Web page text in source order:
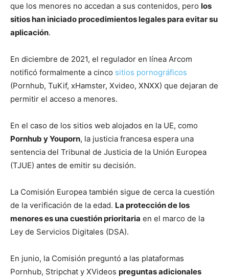
que los menores no accedan a sus contenidos, pero los
sitios han iniciado procedimientos legales para evitar su
aplicación.
En diciembre de 2021, el regulador en línea Arcom
notificó formalmente a cinco sitios pornográficos
(Pornhub, TuKif, xHamster, Xvideo, XNXX) que dejaran de
permitir el acceso a menores.
En el caso de los sitios web alojados en la UE, como
Pornhub y Youporn, la justicia francesa espera una
sentencia del Tribunal de Justicia de la Unión Europea
(TJUE) antes de emitir su decisión.
La Comisión Europea también sigue de cerca la cuestión
de la verificación de la edad. La protección de los
menores es una cuestión prioritaria en el marco de la
Ley de Servicios Digitales (DSA).
En junio, la Comisión preguntó a las plataformas
Pornhub, Stripchat y XVideos preguntas adicionales